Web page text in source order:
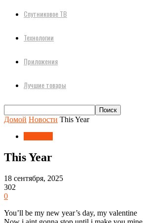
Спутниковое ТВ
Технологии
Приложения
Лучшие товары
Домой Новости This Year
This Year
18 сентября, 2025
302
0
You’ll be my new year’s day, my valentine